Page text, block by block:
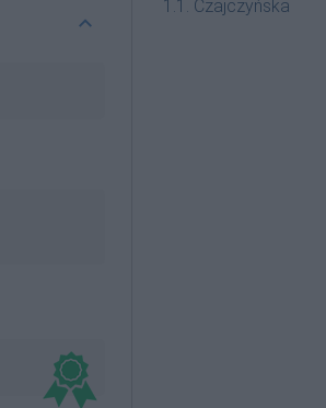
1.1. Czajczyńska